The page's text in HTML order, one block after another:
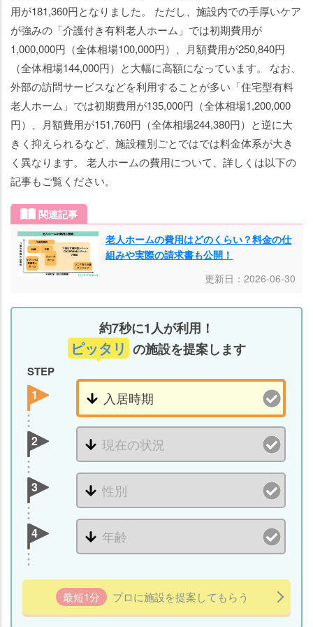
用が181,360円となりました。 ただし、施設内での手厚いケア
が強みの「介護付き有料老人ホーム」では初期費用が
1,000,000円（全体相場100,000円）、月額費用が250,840円
（全体相場144,000円）と大幅に高額になっています。 なお、
外部の訪問サービスなどを利用することが多い「住宅型有料
老人ホーム」では初期費用が135,000円（全体相場1,200,000
円）、月額費用が151,760円（全体相場244,380円）と逆に大
きく抑えられるなど、施設種別ごとではでは料金体系が大き
く異なります。 老人ホームの費用について、詳しくは以下の
記事もご覧ください。
関連記事
老人ホームの費用はどのくらい？料金の仕
組みや実際の請求書も公開！
更新日：2026-06-30
約7秒に1人が利用！
ピッタリ の施設を提案します
STEP
1
2
3
4
最短1分 プロに施設を提案してもらう